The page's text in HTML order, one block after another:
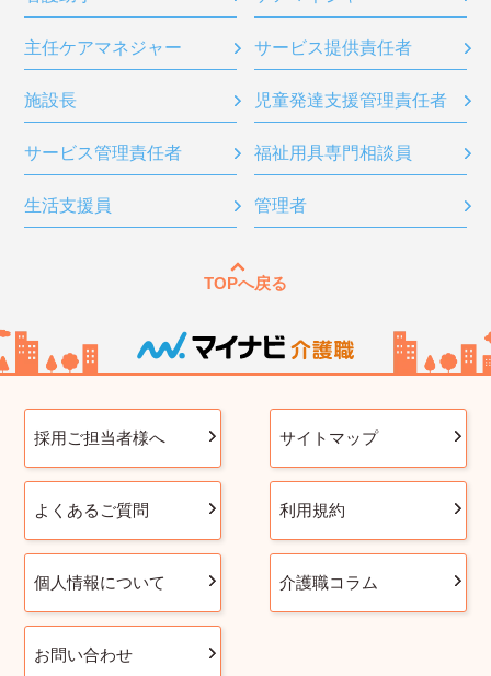
主任ケアマネジャー サービス提供責任者
施設長 児童発達支援管理責任者
サービス管理責任者 福祉用具専門相談員
生活支援員 管理者
TOPへ戻る
採用ご担当者様へ サイトマップ
よくあるご質問 利用規約
個人情報について 介護職コラム
お問い合わせ